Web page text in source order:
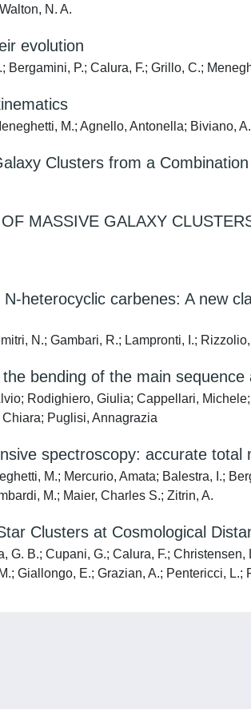
N. A.
evolution
P.; Calura, F.; Grillo, C.;
M.; Agnello, Antonella; Biviano,
Clusters from a
MASSIVE GALAXY
heterocyclic carbenes: A new
N.; Gambari, R.; Lampronti, I.;
bending of the main sequence
Rodighiero, Giulia; Cappellari,
Puglisi, Annagrazia
spectroscopy: accurate
M.; Mercurio, Amata; Balestra, I.;
M.; Maier, Charles S.; Zitrin, A.
Clusters at Cosmological
B.; Cupani, G.; Calura, F.;
Giallongo, E.; Grazian, A.; Pentericci,